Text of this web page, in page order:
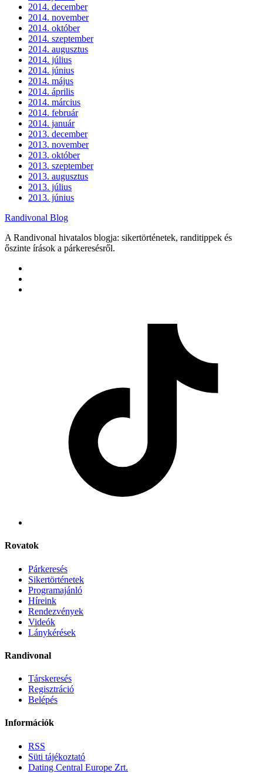
2014. december
2014. november
2014. október
2014. szeptember
2014. augusztus
2014. július
2014. június
2014. május
2014. április
2014. március
2014. február
2014. január
2013. december
2013. november
2013. október
2013. szeptember
2013. augusztus
2013. július
2013. június
Randivonal Blog
A Randivonal hivatalos blogja: sikertörténetek, randitippek és
őszinte írások a párkeresésről.
Rovatok
Párkeresés
Sikertörténetek
Programajánló
Híreink
Rendezvények
Videók
Lánykérések
Randivonal
Társkeresés
Regisztráció
Belépés
Információk
RSS
Süti tájékoztató
Dating Central Europe Zrt.